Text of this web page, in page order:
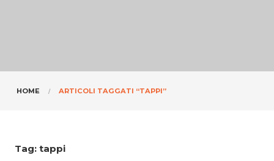
HOME ARTICOLI TAGGATI “TAPPI”
Tag: tappi